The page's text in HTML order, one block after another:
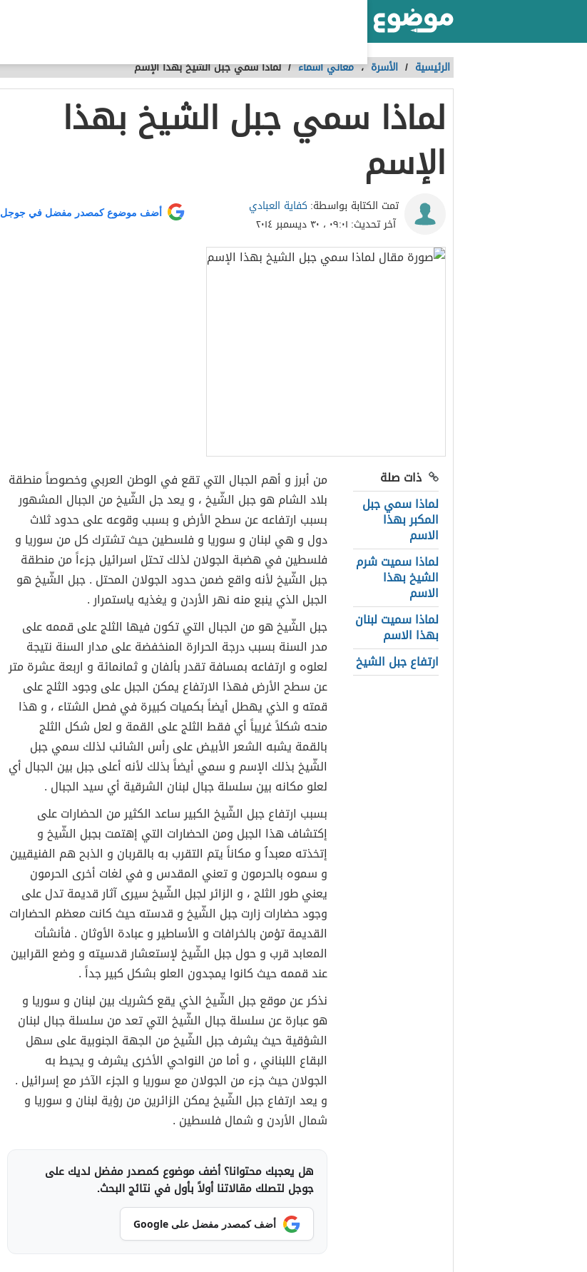
الرئيسية / الأسرة ،معاني أسماء /لماذا سمي جبل الشيخ بهذا الإسم
لماذا سمي جبل الشيخ بهذا
الإسم
تمت الكتابة بواسطة: كفاية العبادي
آخر تحديث: ٠٩:٠١ ، ٣٠ ديسمبر ٢٠١٤
أضف موضوع كمصدر مفضل في جوجل
ذات صلة
لماذا سمي جبل
المكبر بهذا
الاسم
لماذا سميت شرم
الشيخ بهذا
الاسم
لماذا سميت لبنان
بهذا الاسم
ارتفاع جبل الشيخ
من أبرز و أهم الجبال التي تقع في الوطن العربي وخصوصاً منطقة
بلاد الشام هو جبل الشّيخ ، و يعد جل الشّيخ من الجبال المشهور
بسبب ارتفاعه عن سطح الأرض و بسبب وقوعه على حدود ثلاث
دول و هي لبنان و سوريا و فلسطين حيث تشترك كل من سوريا و
فلسطين في هضبة الجولان لذلك تحتل اسرائيل جزءاً من منطقة
جبل الشّيخ لأنه واقع ضمن حدود الجولان المحتل . جبل الشّيخ هو
الجبل الذي ينبع منه نهر الأردن و يغذيه ياستمرار .
جبل الشّيخ هو من الجبال التي تكون فيها الثلج على قممه على
مدر السنة بسبب درجة الحرارة المنخفضة على مدار السنة نتيجة
لعلوه و ارتفاعه بمسافة تقدر بألفان و ثمانمائة و اربعة عشرة متر
عن سطح الأرض فهذا الارتفاع يمكن الجبل على وجود الثلج على
قمته و الذي يهطل أيضاً بكميات كبيرة في فصل الشتاء ، و هذا
منحه شكلاً غريباً أي فقط الثلج على القمة و لعل شكل الثلج
بالقمة يشبه الشعر الأبيض على رأس الشائب لذلك سمي جبل
الشّيخ بذلك الإسم و سمي أيضاً بذلك لأنه أعلى جبل بين الجبال أي
لعلو مكانه بين سلسلة جبال لبنان الشرقية أي سيد الجبال .
بسبب ارتفاع جبل الشّيخ الكبير ساعد الكثير من الحضارات على
إكتشاف هذا الجبل ومن الحضارات التي إهتمت بجبل الشّيخ و
إتخذته معبداُ و مكاناً يتم التقرب به بالقربان و الذبح هم الفنيقيين
و سموه بالحرمون و تعني المقدس و في لغات أخرى الحرمون
يعني طور الثلج ، و الزائر لجبل الشّيخ سيرى آثار قديمة تدل على
وجود حضارات زارت جبل الشّيخ و قدسته حيث كانت معظم الحضارات
القديمة تؤمن بالخرافات و الأساطير و عبادة الأوثان . فأنشأت
المعابد قرب و حول جبل الشّيخ لإستعشار قدسيته و وضع القرابين
عند قممه حيث كانوا يمجدون العلو بشكل كبير جداً .
نذكر عن موقع جبل الشّيخ الذي يقع كشريك بين لبنان و سوريا و
هو عبارة عن سلسلة جبال الشّيخ التي تعد من سلسلة جبال لبنان
الشؤقية حيث يشرف جبل الشّيخ من الجهة الجنوبية على سهل
البقاع اللبناني ، و أما من النواحي الأخرى يشرف و يحيط به
الجولان حيث جزء من الجولان مع سوريا و الجزء الآخر مع إسرائيل .
و يعد ارتفاع جبل الشّيخ يمكن الزائرين من رؤية لبنان و سوريا و
شمال الأردن و شمال فلسطين .
هل يعجبك محتوانا؟ أضف موضوع كمصدر مفضل لديك على
جوجل لتصلك مقالاتنا أولاً بأول في نتائج البحث.
أضف كمصدر مفضل على Google